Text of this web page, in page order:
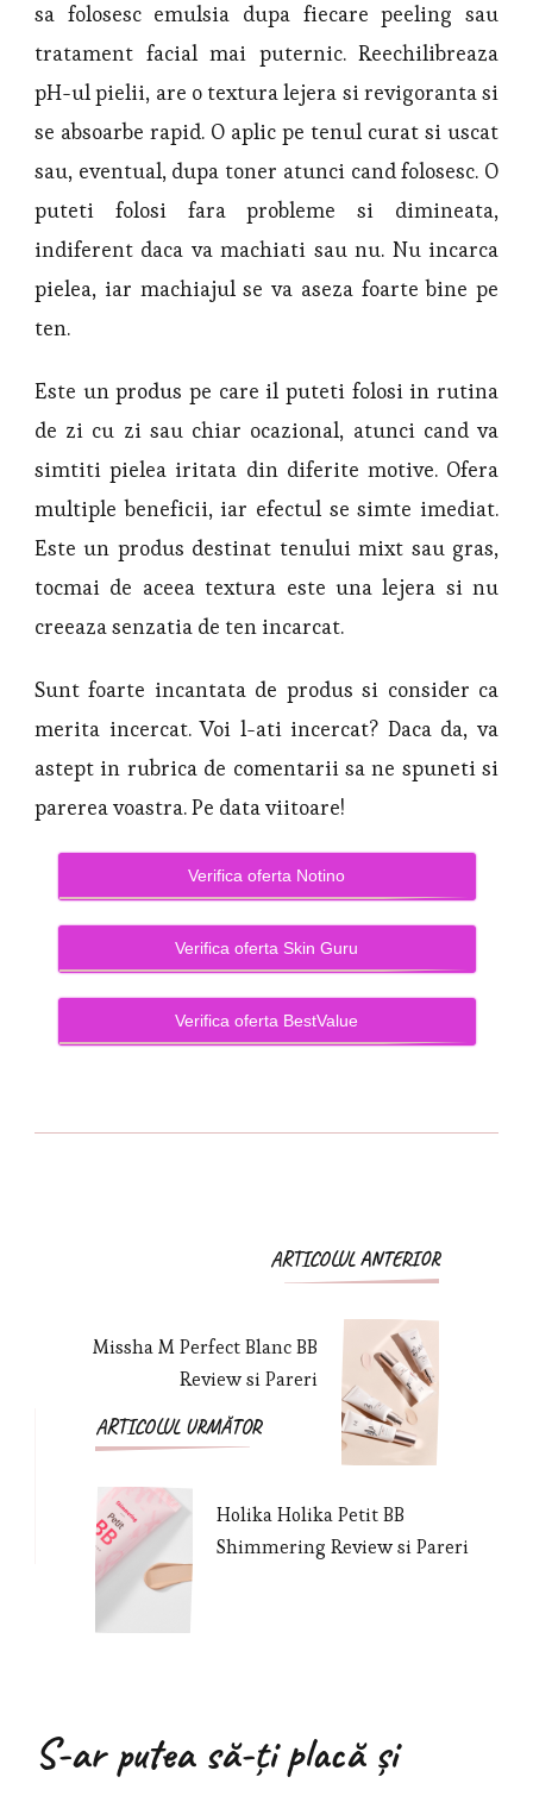
sa folosesc emulsia dupa fiecare peeling sau
tratament facial mai puternic. Reechilibreaza
pH-ul pielii, are o textura lejera si revigoranta si
se absoarbe rapid. O aplic pe tenul curat si uscat
sau, eventual, dupa toner atunci cand folosesc. O
puteti folosi fara probleme si dimineata,
indiferent daca va machiati sau nu. Nu incarca
pielea, iar machiajul se va aseza foarte bine pe
ten.
Este un produs pe care il puteti folosi in rutina
de zi cu zi sau chiar ocazional, atunci cand va
simtiti pielea iritata din diferite motive. Ofera
multiple beneficii, iar efectul se simte imediat.
Este un produs destinat tenului mixt sau gras,
tocmai de aceea textura este una lejera si nu
creeaza senzatia de ten incarcat.
Sunt foarte incantata de produs si consider ca
merita incercat. Voi l-ati incercat? Daca da, va
astept in rubrica de comentarii sa ne spuneti si
parerea voastra. Pe data viitoare!
Verifica oferta Notino
Verifica oferta Skin Guru
Verifica oferta BestValue
ARTICOLUL ANTERIOR
Missha M Perfect Blanc BB
Review si Pareri
ARTICOLUL URMĂTOR
Holika Holika Petit BB
Shimmering Review si Pareri
S-ar putea să-ți placă și